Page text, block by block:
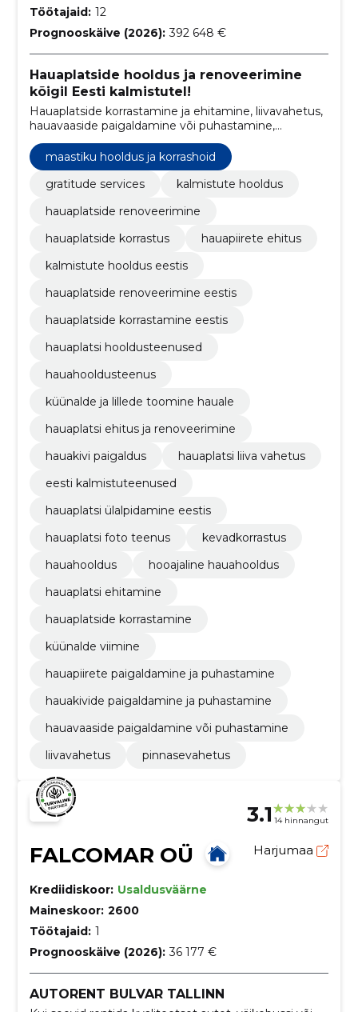
Töötajaid: 12
Prognooskäive (2026): 392 648 €
Hauaplatside hooldus ja renoveerimine
kõigil Eesti kalmistutel!
Hauaplatside korrastamine ja ehitamine, liivavahetus,
hauavaaside paigaldamine või puhastamine,
hauakivide paigaldamine ja puhastamine. Hauapiirete
paigaldamine
maastiku hooldus ja korrashoid
gratitude services
kalmistute hooldus
hauaplatside renoveerimine
hauaplatside korrastus
hauapiirete ehitus
kalmistute hooldus eestis
hauaplatside renoveerimine eestis
hauaplatside korrastamine eestis
hauaplatsi hooldusteenused
hauahooldusteenus
küünalde ja lillede toomine hauale
hauaplatsi ehitus ja renoveerimine
hauakivi paigaldus
hauaplatsi liiva vahetus
eesti kalmistuteenused
hauaplatsi ülalpidamine eestis
hauaplatsi foto teenus
kevadkorrastus
hauahooldus
hooajaline hauahooldus
hauaplatsi ehitamine
hauaplatside korrastamine
küünalde viimine
hauapiirete paigaldamine ja puhastamine
hauakivide paigaldamine ja puhastamine
hauavaaside paigaldamine või puhastamine
liivavahetus
pinnasevahetus
3.1 14 hinnangut
FALCOMAR OÜ Harjumaa
Krediidiskoor: Usaldusväärne
Maineskoor: 2600
Töötajaid: 1
Prognooskäive (2026): 36 177 €
AUTORENT BULVAR TALLINN